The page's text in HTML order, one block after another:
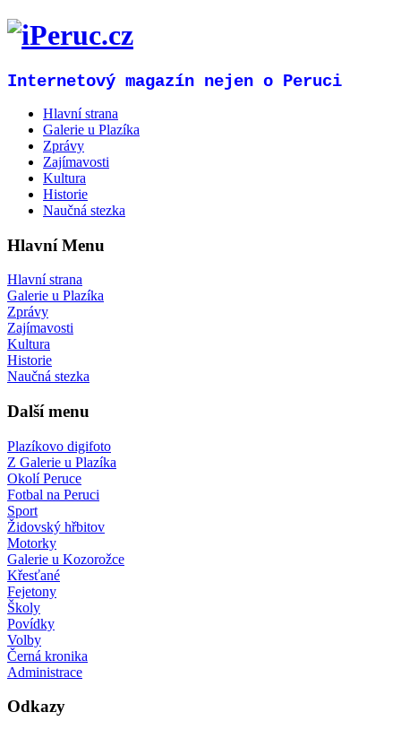
Internetový magazín nejen o Peruci
Hlavní strana
Galerie u Plazíka
Zprávy
Zajímavosti
Kultura
Historie
Naučná stezka
Hlavní Menu
Hlavní strana
Galerie u Plazíka
Zprávy
Zajímavosti
Kultura
Historie
Naučná stezka
Další menu
Plazíkovo digifoto
Z Galerie u Plazíka
Okolí Peruce
Fotbal na Peruci
Sport
Židovský hřbitov
Motorky
Galerie u Kozorožce
Křesťané
Fejetony
Školy
Povídky
Volby
Černá kronika
Administrace
Odkazy